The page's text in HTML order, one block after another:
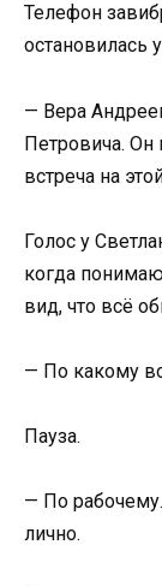
Телефон
остановилась
— Вера
Петровича. Он
встреча на
Голос у
когда
вид, что всё
— По какому
Пауза.
— По
лично.